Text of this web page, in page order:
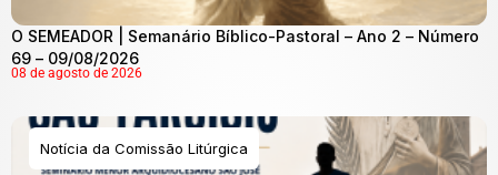
O SEMEADOR | Semanário Bíblico-Pastoral – Ano 2 – Número
69 – 09/08/2026
08 de agosto de 2026
Notícia da Comissão Litúrgica